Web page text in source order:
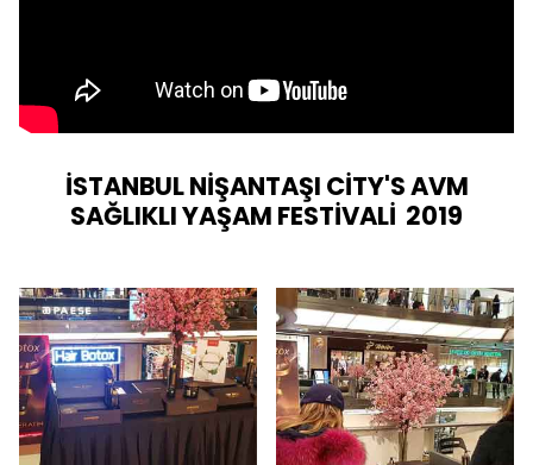
İSTANBUL NİŞANTAŞI CİTY'S AVM
SAĞLIKLI YAŞAM FESTİVALİ 2019